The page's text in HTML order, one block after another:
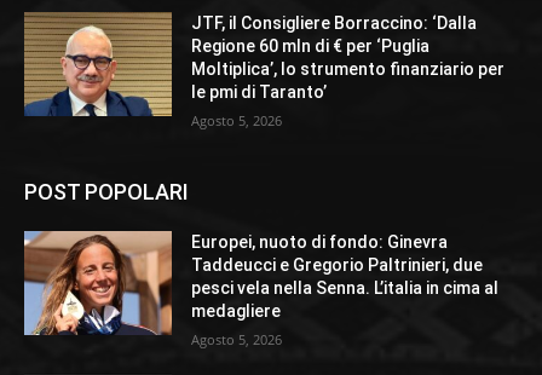
JTF, il Consigliere Borraccino: ‘Dalla
Regione 60 mln di € per ‘Puglia
Moltiplica’, lo strumento finanziario per
le pmi di Taranto’
Agosto 5, 2026
POST POPOLARI
Europei, nuoto di fondo: Ginevra
Taddeucci e Gregorio Paltrinieri, due
pesci vela nella Senna. L’italia in cima al
medagliere
Agosto 5, 2026